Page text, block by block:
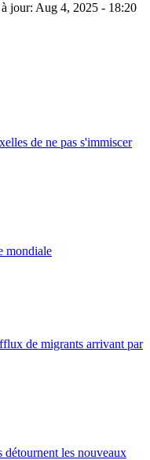
jour: Aug 4, 2025 - 18:20
de ne pas s'immiscer
mondiale
de migrants arrivant par
détournent les nouveaux